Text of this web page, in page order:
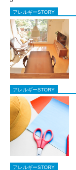
アレルギーSTORY
アレルギーSTORY
アレルギーSTORY